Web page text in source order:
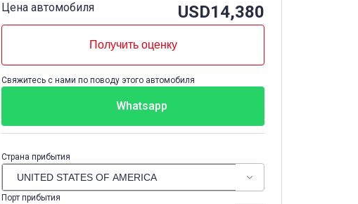
Цена автомобиля USD14,380
Получить оценку
Свяжитесь с нами по поводу этого автомобиля
Whatsapp
Страна прибытия
Порт прибытия